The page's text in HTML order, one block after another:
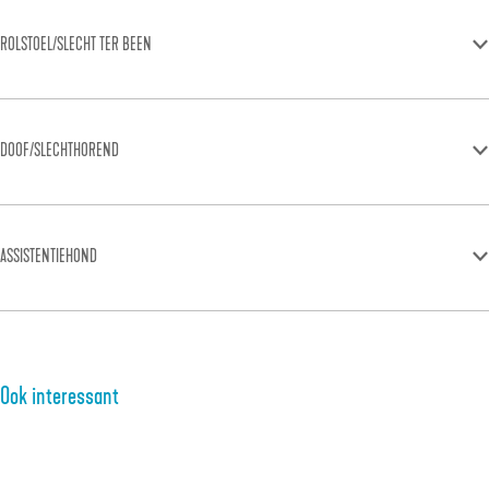
ROLSTOEL/SLECHT TER BEEN
DOOF/SLECHTHOREND
ASSISTENTIEHOND
Ook interessant